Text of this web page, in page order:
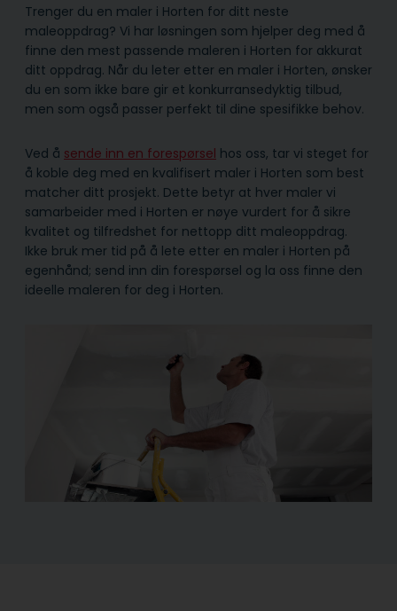
Trenger du en maler i Horten for ditt neste
maleoppdrag? Vi har løsningen som hjelper deg med å
finne den mest passende maleren i Horten for akkurat
ditt oppdrag. Når du leter etter en maler i Horten, ønsker
du en som ikke bare gir et konkurransedyktig tilbud,
men som også passer perfekt til dine spesifikke behov.
Ved å sende inn en forespørsel hos oss, tar vi steget for
å koble deg med en kvalifisert maler i Horten som best
matcher ditt prosjekt. Dette betyr at hver maler vi
samarbeider med i Horten er nøye vurdert for å sikre
kvalitet og tilfredshet for nettopp ditt maleoppdrag.
Ikke bruk mer tid på å lete etter en maler i Horten på
egenhånd; send inn din forespørsel og la oss finne den
ideelle maleren for deg i Horten.